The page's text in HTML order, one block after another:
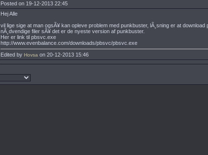
Posted on 19-12-2013 22:45
Hej Alle
vil lige sige at man ogsÃ¥ kan opleve problem med punkbuster, lÃ¸sning er at download
nÃ¸dvendige filer sÃ¥ det er de nyeste version af punkbuster.
Her er link til pbsvc.exe
http://www.evenbalance.com/downloads/pbsvc/pbsvc.exe
Edited by Hovsa on 20-12-2013 15:46